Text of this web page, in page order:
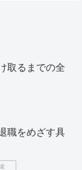
取るまでの全
職をめざす具